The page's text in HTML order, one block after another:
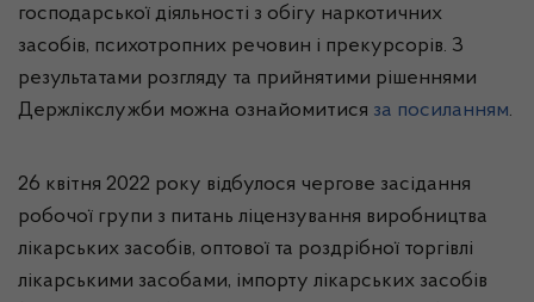
господарської діяльності з обігу наркотичних
засобів, психотропних речовин і прекурсорів. З
результатами розгляду та прийнятими рішеннями
Держлікслужби можна ознайомитися за посиланням.
26 квітня 2022 року відбулося чергове засідання
робочої групи з питань ліцензування виробництва
лікарських засобів, оптової та роздрібної торгівлі
лікарськими засобами, імпорту лікарських засобів